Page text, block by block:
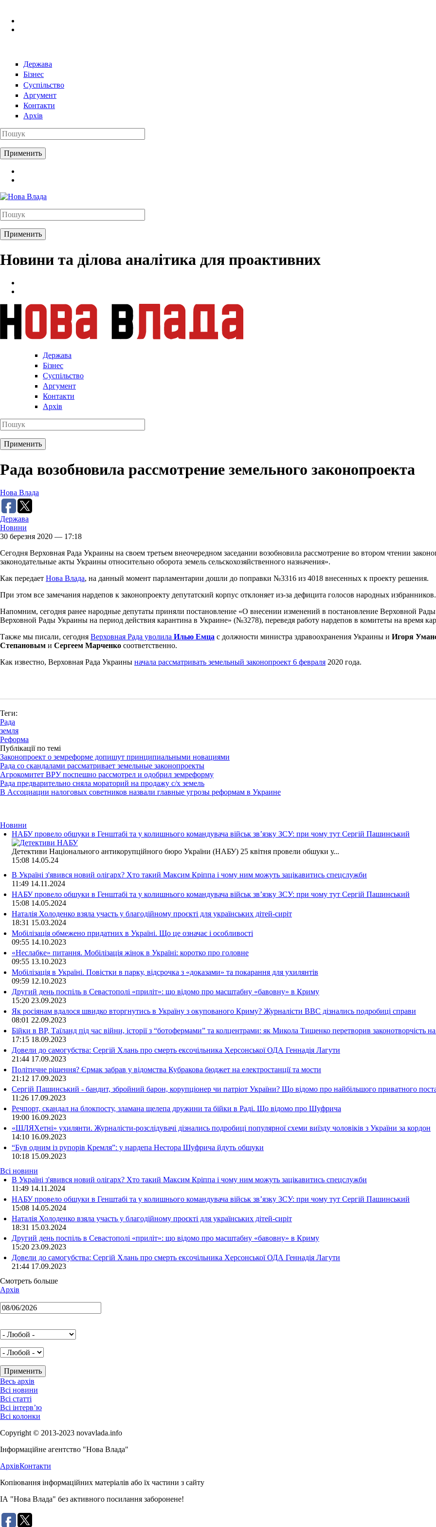
Держава
Бізнес
Суспільство
Аргумент
Контакти
Архів
Новини та ділова аналітика для проактивних
Держава
Бізнес
Суспільство
Аргумент
Контакти
Архів
Рада возобновила рассмотрение земельного законопроекта
Нова Влада
Держава
Новини
30 березня 2020 — 17:18
Сегодня Верховная Рада Украины на своем третьем внеочередном заседании возобновила рассмотрение во втором чтении
законодательные акты Украины относительно оборота земель сельскохозяйственного назначения».
Как передает Нова Влада, на данный момент парламентарии дошли до поправки №3316 из 4018 внесенных к проекту решения.
При этом все замечания нардепов к законопроекту депутатский корпус отклоняет из-за дефицита голосов народных избранников.
Напомним, сегодня ранее народные депутаты приняли постановление «О внесении изменений в постановление Верховной
Верховной Рады Украины на период действия карантина в Украине» (№3278), переведя работу нардепов в комитеты на время
Также мы писали, сегодня Верховная Рада уволила Илью Емца с должности министра здравоохранения Украины и Игоря
Степановым и Сергеем Марченко соответственно.
Как известно, Верховная Рада Украины начала рассматривать земельный законопроект 6 февраля 2020 года.
Теги:
Рада
земля
Реформа
Публікації по темі
Законопроект о земреформе допишут принципиальными новациями
Рада со скандалами рассматривает земельные законопроекты
Агрокомитет ВРУ поспешно рассмотрел и одобрил земреформу
Рада предварительно сняла мораторий на продажу с/х земель
В Ассоциации налоговых советников назвали главные угрозы реформам в Украине
Новини
НАБУ провело обшуки в Генштабі та у колишнього командувача військ зв’язку ЗСУ: при чому тут Сергій Пашинський
Детективи Національного антикорупційного бюро України (НАБУ) 25 квітня провели обшуки у...
15:08 14.05.24
В Україні з'явився новий олігарх? Хто такий Максим Кріппа і чому ним можуть зацікавитись спецслужби
11:49 14.11.2024
НАБУ провело обшуки в Генштабі та у колишнього командувача військ зв’язку ЗСУ: при чому тут Сергій Пашинський
15:08 14.05.2024
Наталія Холоденко взяла участь у благодійному проєкті для українських дітей-сиріт
18:31 15.03.2024
Мобілізація обмежено придатних в Україні. Що це означає і особливості
09:55 14.10.2023
«Неслабке» питання. Мобілізація жінок в Україні: коротко про головне
09:55 13.10.2023
Мобілізація в Україні. Повістки в парку, відсрочка з «доказами» та покарання для ухилянтів
09:59 12.10.2023
Другий день поспіль в Севастополі «приліт»: що відомо про масштабну «бавовну» в Криму
15:20 23.09.2023
Як росіянам вдалося швидко вторгнутись в Україну з окупованого Криму? Журналісти ВВС дізнались подробиці справи
08:01 22.09.2023
Бійки в ВР, Таїланд під час війни, історії з “ботофермами” та колцентрами: як Микола Тищенко перетворив законотворчість на
17:15 18.09.2023
Довели до самогубства: Сергій Хлань про смерть ексочільника Херсонської ОДА Геннадія Лагути
21:44 17.09.2023
Політичне рішення? Єрмак забрав у відомства Кубракова бюджет на електростанції та мости
21:12 17.09.2023
Сергій Пашинський - бандит, збройний барон, корупціонер чи патріот України? Що відомо про найбільшого приватного
11:26 17.09.2023
Речпорт, скандал на блокпосту, зламана щелепа дружини та бійки в Раді. Що відомо про Шуфрича
19:00 16.09.2023
«ШЛЯХетні» ухилянти. Журналісти-розслідувачі дізнались подробиці популярної схеми виїзду чоловіків з України за кордон
14:10 16.09.2023
“Був одним із рупорів Кремля”: у нардепа Нестора Шуфрича йдуть обшуки
10:18 15.09.2023
Всі новини
В Україні з'явився новий олігарх? Хто такий Максим Кріппа і чому ним можуть зацікавитись спецслужби
11:49 14.11.2024
НАБУ провело обшуки в Генштабі та у колишнього командувача військ зв’язку ЗСУ: при чому тут Сергій Пашинський
15:08 14.05.2024
Наталія Холоденко взяла участь у благодійному проєкті для українських дітей-сиріт
18:31 15.03.2024
Другий день поспіль в Севастополі «приліт»: що відомо про масштабну «бавовну» в Криму
15:20 23.09.2023
Довели до самогубства: Сергій Хлань про смерть ексочільника Херсонської ОДА Геннадія Лагути
21:44 17.09.2023
Смотреть больше
Архів
Весь архів
Всі новини
Всі статті
Всі інтерв’ю
Всі колонки
Copyright © 2013-2023 novavlada.info
Інформаційне агентство "Нова Влада"
АрхівКонтакти
Копіювання інформаційних матеріалів або їх частини з сайту
ІА "Нова Влада" без активного посилання заборонене!